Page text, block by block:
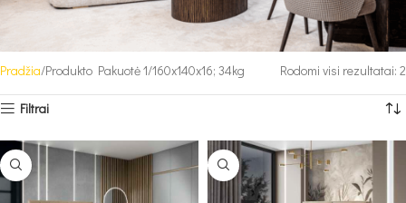
Pradžia Produkto Pakuotė 1 160x140x16; 34kg Rodomi visi rezultatai: 2
Filtrai